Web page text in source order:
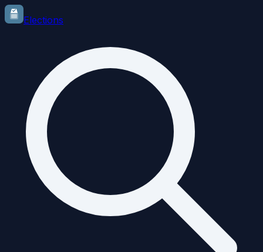
Elections